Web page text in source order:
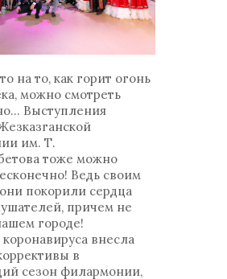
на то, как горит огонь
можно смотреть
Выступления
им. Т.
тоже можно
Ведь своим
покорили сердца
причем не
городе!
внесла
в
сезон филармонии,